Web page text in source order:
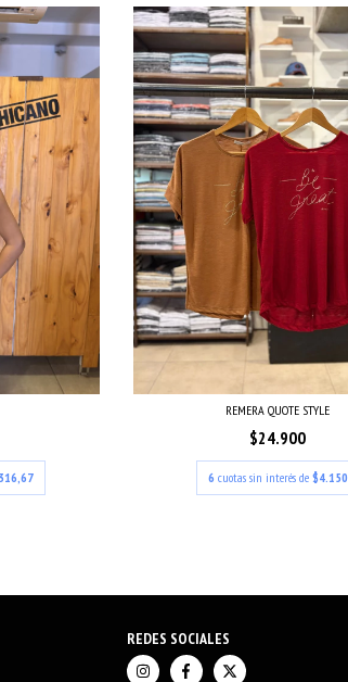
REMERA QUOTE STYLE
$24.900
6 cuotas sin interés de $4.150
REDES SOCIALES